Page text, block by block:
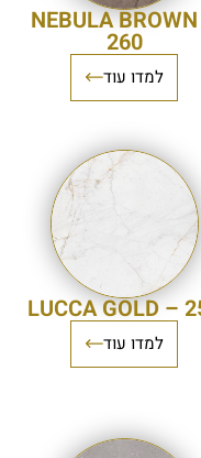
NEBULA
260
למדו עוד
250 –
למדו עוד